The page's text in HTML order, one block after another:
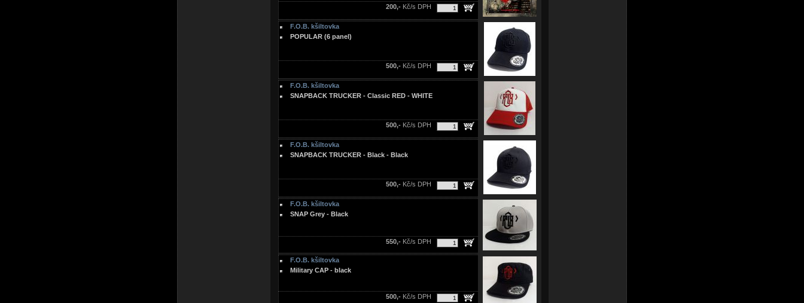
200,-Kč/s DPH
F.O.B. kšiltovka
POPULAR (6 panel)
500,-Kč/s DPH
F.O.B. kšiltovka
SNAPBACK TRUCKER - Classic RED - WHITE
500,-Kč/s DPH
F.O.B. kšiltovka
SNAPBACK TRUCKER - Black - Black
500,-Kč/s DPH
F.O.B. kšiltovka
SNAP Grey - Black
550,-Kč/s DPH
F.O.B. kšiltovka
Military CAP - black
500,-Kč/s DPH